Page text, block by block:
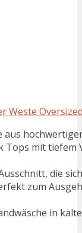
Weste
mit tiefem
die
zum
in